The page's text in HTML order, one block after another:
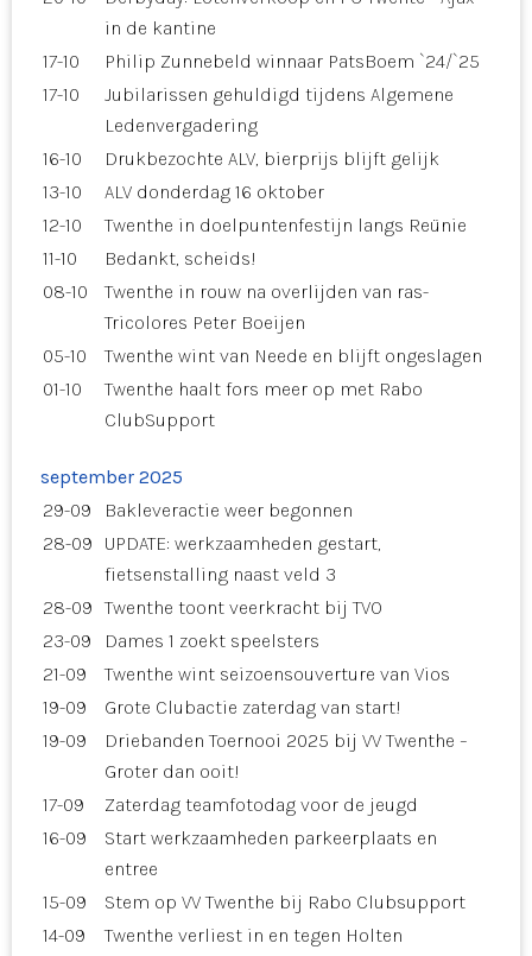
in de kantine
17-10
Philip Zunnebeld winnaar PatsBoem `24/`25
17-10
Jubilarissen gehuldigd tijdens Algemene
Ledenvergadering
16-10
Drukbezochte ALV, bierprijs blijft gelijk
13-10
ALV donderdag 16 oktober
12-10
Twenthe in doelpuntenfestijn langs Reünie
11-10
Bedankt, scheids!
08-10
Twenthe in rouw na overlijden van ras-
Tricolores Peter Boeijen
05-10
Twenthe wint van Neede en blijft ongeslagen
01-10
Twenthe haalt fors meer op met Rabo
ClubSupport
september 2025
29-09
Bakleveractie weer begonnen
28-09
UPDATE: werkzaamheden gestart,
fietsenstalling naast veld 3
28-09 Twenthe toont veerkracht bij TVO
23-09
Dames 1 zoekt speelsters
21-09
Twenthe wint seizoensouverture van Vios
19-09
Grote Clubactie zaterdag van start!
19-09
Driebanden Toernooi 2025 bij VV Twenthe –
Groter dan ooit!
17-09
Zaterdag teamfotodag voor de jeugd
16-09
Start werkzaamheden parkeerplaats en
entree
15-09
Stem op VV Twenthe bij Rabo Clubsupport
14-09
Twenthe verliest in en tegen Holten